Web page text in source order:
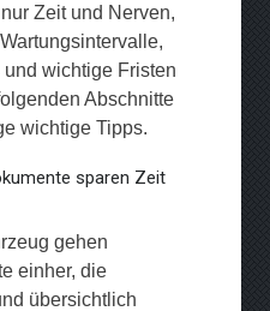
Zeit und Nerven,
wichtige Fristen
Abschnitte
wichtige Tipps.
sparen Zeit
gehen
einher, die
übersichtlich